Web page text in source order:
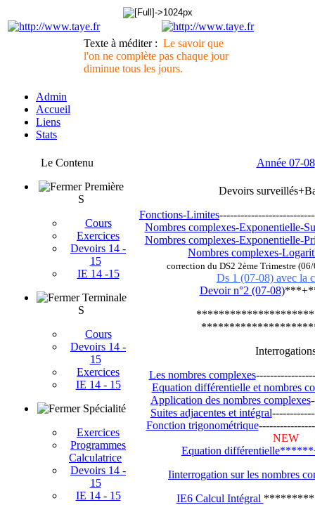
Texte à méditer : Le savoir que
l'on ne complète pas chaque jour
diminue tous les jours.
Admin
Accueil
Liens
Stats
Le Contenu
Première
S
Cours
Exercices
Devoirs 14 -
15
IE 14 -15
Terminale
S
Cours
Devoirs 14 -
15
Exercices
IE 14 - 15
Spécialité
Exercices
Programmes
Calculatrice
Devoirs 14 -
15
IE 14 - 15
Année 07-08
Devoirs
Fonctions-Limites
Nombres complexes-Exponentielle-
Nombres complexes-Exponentielle-
Nombres complexes-
correction du DS2 2ème Trimestre
Ds 1 (07-08) avec la
Devoir n°2 (07-08)
Les nombres complexes
Equation différentielle et nombres
Application des nombres complexes
Suites adjacentes et intégral
Fonction trigonométrique
NEW
Equation
Iinterrogation sur les nombres
IE6 Calcul Intégral